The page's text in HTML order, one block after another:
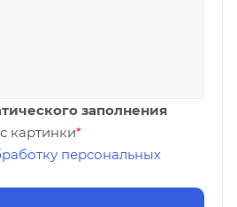
заполнения
картинки*
персональных